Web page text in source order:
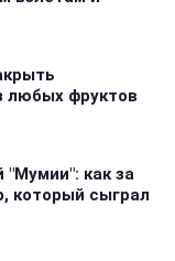
любых фруктов
"Мумии": как за
который сыграл